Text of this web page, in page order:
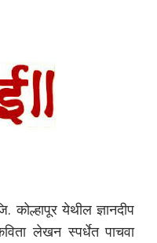
येथील ज्ञानदीप
लेखन स्पर्धेत पाचवा